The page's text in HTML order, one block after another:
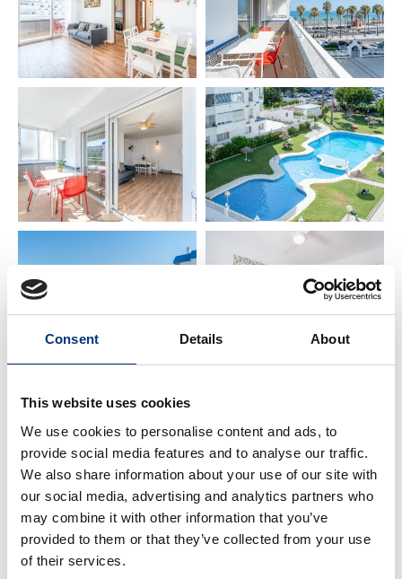
Consent Details About
This website uses cookies
We use cookies to personalise content and ads, to
provide social media features and to analyse our traffic.
We also share information about your use of our site with
our social media, advertising and analytics partners who
may combine it with other information that you’ve
provided to them or that they’ve collected from your use
of their services.
✔️ Espacios luminosos y confortables
✔️ Ideal para familias, parejas y escapadas
exclusivas
✔️ Guía local personalizada para descubrir
📍 UBICACIÓN EXCEPCIONAL
🏖️ Playa: 20 m
✈️ Aeropuerto de Málaga: 14 km
🌆 Málaga Centro: 22 km
🌊 Fuengirola: 7 km
🏰 Benalmádena Pueblo: 4 km
⚓ Puerto Marina & Sea Life: 4 km
🐬 Selwo Marina: 3 km
🍸 CONFORT & AMENITIES
✔️ Ropa de cama y toallas premium
✔️ Aire acondicionado & calefacción
✔️ WiFi de alta velocidad 📶
✔️ Smart TV
✔️ Cocina totalmente equipada
✔️ Cafetera, hervidor, horno, tostadora, batidora
✔️ Lavadora, plancha y tendedero